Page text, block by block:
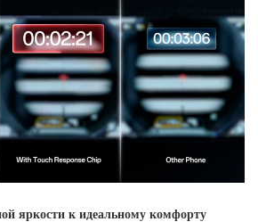
яркости к идеальному комфорту